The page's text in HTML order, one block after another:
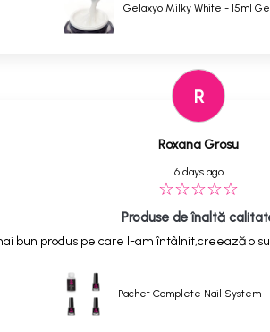
Gelaxyo Milky White - 15ml
R
Roxana Grosu
6 days ago
Produse de înaltă
bun produs pe care l-am întâlnit,creează o
Pachet Complete Nail System -